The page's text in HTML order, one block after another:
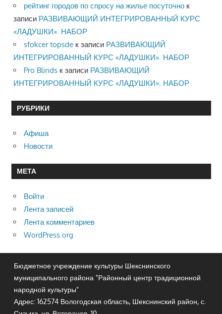
рейтинг городов по спросу на жилье посуточно к
записи РАЗВИВАЮЩИЙ ИНТЕГРИРОВАННЫЙ КУРС
«ЛАДУШКИ». НАБОР
sfokcer topsde к записи РАЗВИВАЮЩИЙ
ИНТЕГРИРОВАННЫЙ КУРС «ЛАДУШКИ». НАБОР
Pro Blinds к записи РАЗВИВАЮЩИЙ
ИНТЕГРИРОВАННЫЙ КУРС «ЛАДУШКИ». НАБОР
РУБРИКИ
Афиша
Новости
МЕТА
Войти
Лента записей
Лента комментариев
WordPress.org
Бюджетное учреждение культуры Шекснинского
муниципального района "Районный центр традиционной
народной культуры"
Адрес: 162574 Вологодская область, Шекснинский район, с.